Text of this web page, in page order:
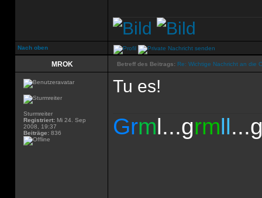
Nach oben
MROK Betreff des Beitrags: Re: Wichtige Nachricht an die
Sturmreiter
Registriert: Mi 24. Sep
2008, 19:37
Beiträge: 836
Tu es!
Grml...grmll